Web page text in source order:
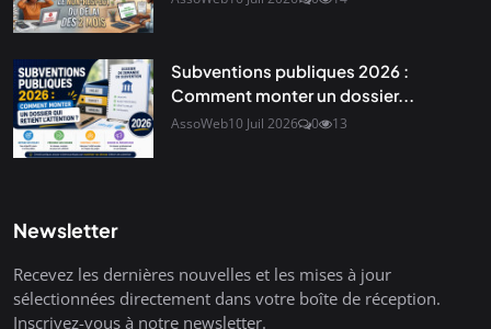
Subventions publiques 2026 :
Comment monter un dossier...
AssoWeb10 Juil 2026 0 13
Newsletter
Recevez les dernières nouvelles et les mises à jour
sélectionnées directement dans votre boîte de réception.
Inscrivez-vous à notre newsletter.